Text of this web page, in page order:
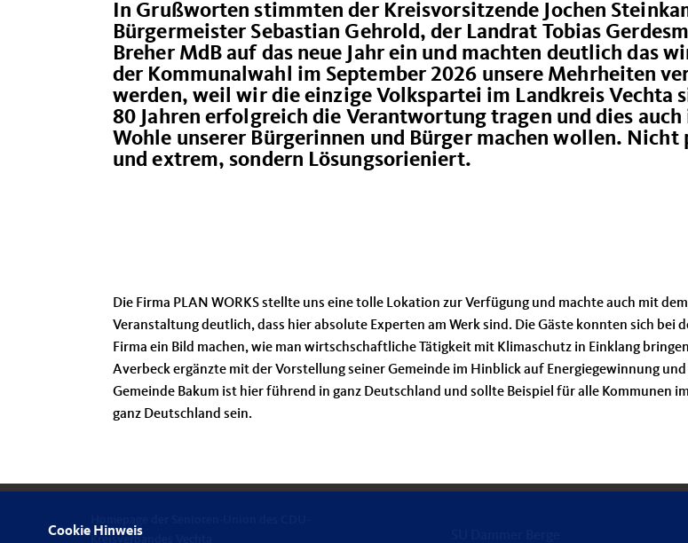
In Grußworten stimmten der Kreisvorsitzende Jochen
Bürgermeister Sebastian Gehrold, der Landrat Tobias
Breher MdB auf das neue Jahr ein und machten deutlich das
der Kommunalwahl im September 2026 unsere Mehrheiten
werden, weil wir die einzige Volkspartei im Landkreis Vechta
80 Jahren erfolgreich die Verantwortung tragen und dies
Wohle unserer Bürgerinnen und Bürger machen wollen. Nicht
und extrem, sondern Lösungsorieniert.
Die Firma PLAN WORKS stellte uns eine tolle Lokation zur Verfügung und machte auch mit
Veranstaltung deutlich, dass hier absolute Experten am Werk sind. Die Gäste konnten sich bei
Firma ein Bild machen, wie man wirtschschaftliche Tätigkeit mit Klimaschutz in Einklang
Averbeck ergänzte mit der Vorstellung seiner Gemeinde im Hinblick auf Energiegewinnung
Gemeinde Bakum ist hier führend in ganz Deutschland und sollte Beispiel für alle Kommunen
ganz Deutschland sein.
Cookie Hinweis